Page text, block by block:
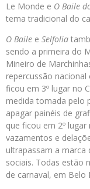
Le Monde e O Baile
tema tradicional do
O Baile e Selfolia
sendo a primeira do
Mineiro de
repercussão
ficou em 3º lugar no
medida tomada pelo
apagar painéis de
que ficou em 2º
vazamentos e
ultrapassam a marca
sociais. Todas estão
de carnaval, em Belo